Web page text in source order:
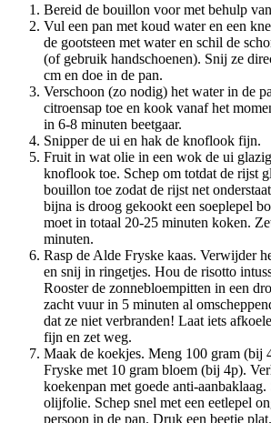
Bereid de bouillon voor met behulp
Vul een pan met koud water en een
de gootsteen met water en schil de
(of gebruik handschoenen). Snij ze
cm en doe in de pan.
Verschoon (zo nodig) het water in de
citroensap toe en kook vanaf het
in 6-8 minuten beetgaar.
Snipper de ui en hak de knoflook fijn.
Fruit in wat olie in een wok de ui
knoflook toe. Schep om totdat de rijst
bouillon toe zodat de rijst net
bijna is droog gekookt een soeplepel
moet in totaal 20-25 minuten koken.
minuten.
Rasp de Alde Fryske kaas. Verwijder
en snij in ringetjes. Hou de risotto
Rooster de zonnebloempitten in een
zacht vuur in 5 minuten al
dat ze niet verbranden! Laat iets
fijn en zet weg.
Maak de koekjes. Meng 100 gram (bij
Fryske met 10 gram bloem (bij 4p).
koekenpan met goede anti-
olijfolie. Schep snel met een eetlepel
persoon in de pan. Druk een beetje